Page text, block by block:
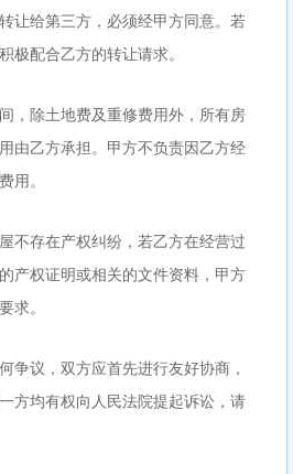
让给第三方，必须经甲方同意。若
极配合乙方的转让请求。
，除土地费及重修费用外，所有房
由乙方承担。甲方不负责因乙方经
用。
不存在产权纠纷，若乙方在经营过
产权证明或相关的文件资料，甲方
求。
争议，双方应首先进行友好协商，
方均有权向人民法院提起诉讼，请